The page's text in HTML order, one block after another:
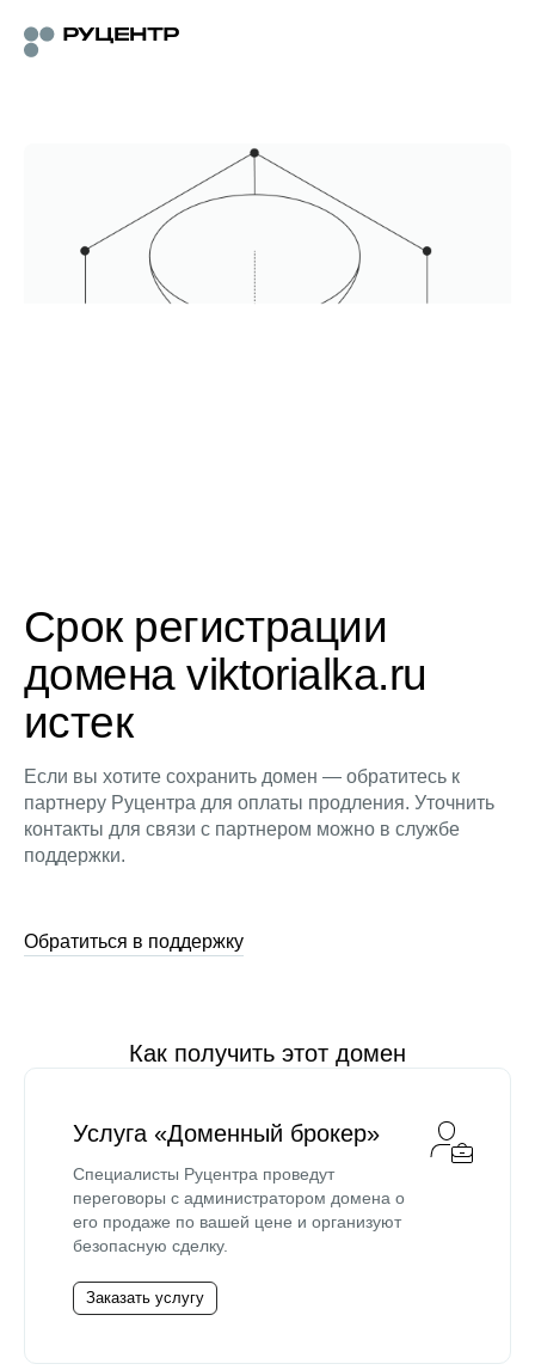
Срок регистрации
домена viktorialka.ru
истек
Если вы хотите сохранить домен — обратитесь к
партнеру Руцентра для оплаты продления. Уточнить
контакты для связи с партнером можно в службе
поддержки.
Обратиться в поддержку
Как получить этот домен
Услуга «Доменный брокер»
Специалисты Руцентра проведут
переговоры с администратором домена о
его продаже по вашей цене и организуют
безопасную сделку.
Заказать услугу